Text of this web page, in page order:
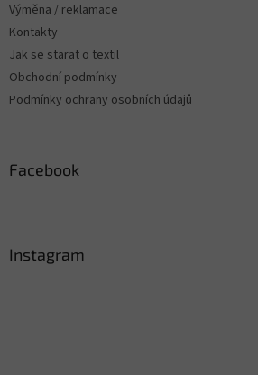
Výměna / reklamace
Kontakty
Jak se starat o textil
Obchodní podmínky
Podmínky ochrany osobních údajů
Facebook
Instagram